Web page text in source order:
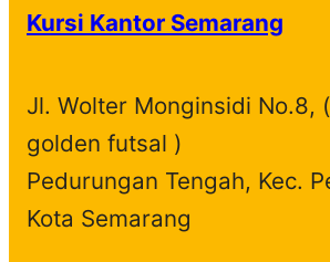
Kursi Kantor Semarang
Jl. Wolter Monginsidi No.8,
golden futsal )
Pedurungan Tengah, Kec.
Kota Semarang